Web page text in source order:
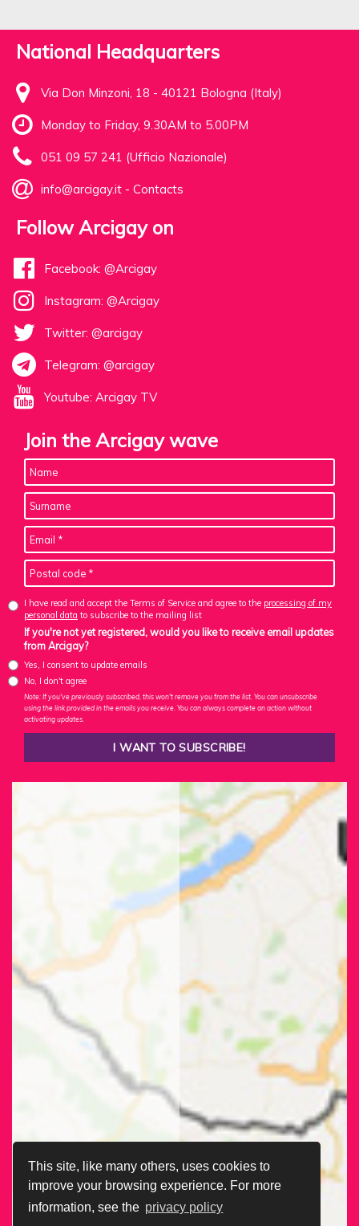
This site, like many others, uses cookies to
improve your browsing experience. For more
information, see the privacy policy
National Headquarters
Via Don Minzoni, 18 - 40121 Bologna (Italy)
Monday to Friday, 9.30AM to 5.00PM
051 09 57 241 (Ufficio Nazionale)
info@arcigay.it - Contacts
Follow Arcigay on
Facebook: @Arcigay
Instagram: @Arcigay
Twitter: @arcigay
Telegram: @arcigay
Youtube: Arcigay TV
Join the Arcigay wave
I have read and accept the Terms of Service and agree to the processing of my
personal data to subscribe to the mailing list
If you're not yet registered, would you like to receive email updates
from Arcigay?
Yes, I consent to update emails
No, I don't agree
Note: If you've previously subscribed, this won't remove you from the list. You can unsubscribe
using the link provided in the emails you receive. You can always complete an action without
activating updates.